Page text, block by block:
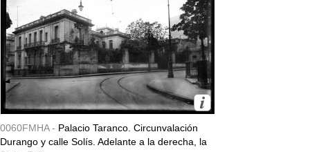
0060FMHA - Palacio Taranco. Circunvalación
Durango y calle Solís. Adelante a la derecha, la